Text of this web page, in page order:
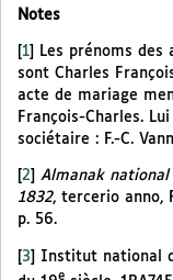
Notes
[1]
Les prénoms des
sont Charles
acte de mariage
François-Charles.
sociétaire : F.-C.
2
Almanak
1832, tercerio anno,
p. 56.
3
Institut national
e